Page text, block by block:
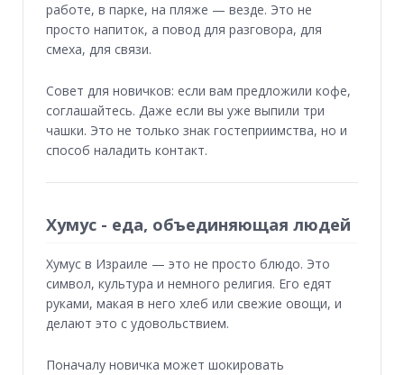
работе, в парке, на пляже — везде. Это не
просто напиток, а повод для разговора, для
смеха, для связи.
Совет для новичков: если вам предложили кофе,
соглашайтесь. Даже если вы уже выпили три
чашки. Это не только знак гостеприимства, но и
способ наладить контакт.
Хумус - еда, объединяющая людей
Хумус в Израиле — это не просто блюдо. Это
символ, культура и немного религия. Его едят
руками, макая в него хлеб или свежие овощи, и
делают это с удовольствием.
Поначалу новичка может шокировать